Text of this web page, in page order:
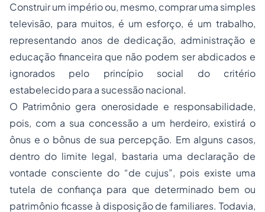
Construir um império ou, mesmo, comprar uma simples
televisão, para muitos, é um esforço, é um trabalho,
representando anos de dedicação, administração e
educação financeira que não podem ser abdicados e
ignorados pelo princípio social do critério
estabelecido para a sucessão nacional.
O Patrimônio gera onerosidade e responsabilidade,
pois, com a sua concessão a um herdeiro, existirá o
ônus e o bônus de sua percepção. Em alguns casos,
dentro do limite legal, bastaria uma declaração de
vontade consciente do “de cujus”, pois existe uma
tutela de confiança para que determinado bem ou
patrimônio ficasse à disposição de familiares. Todavia,